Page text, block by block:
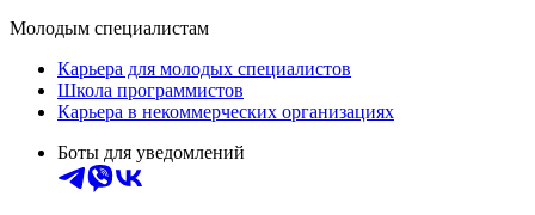
Молодым специалистам
Карьера для молодых специалистов
Школа программистов
Карьера в некоммерческих организациях
Боты для уведомлений